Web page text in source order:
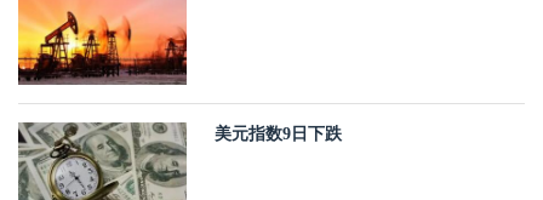
美元指数9日下跌